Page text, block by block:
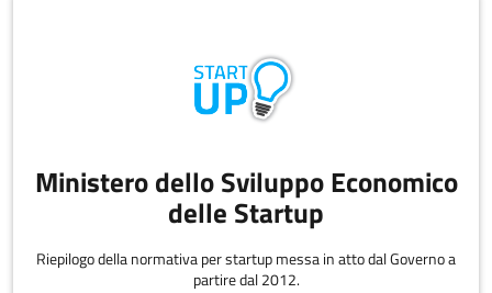
Ministero dello Sviluppo Economico
delle Startup
Riepilogo della normativa per startup messa in atto dal Governo a
partire dal 2012.